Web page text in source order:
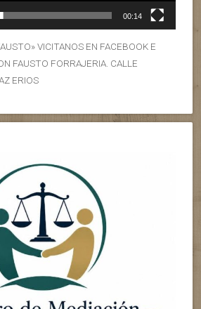
00:14
VICITANOS EN FACEBOOK E
FAUSTO FORRAJERIA. CALLE
ERIOS